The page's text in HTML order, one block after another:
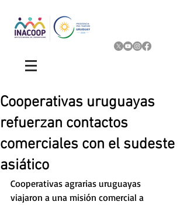
Cooperativas uruguayas
refuerzan contactos
comerciales con el sudeste
asiático
Cooperativas agrarias uruguayas
viajaron a una misión comercial a